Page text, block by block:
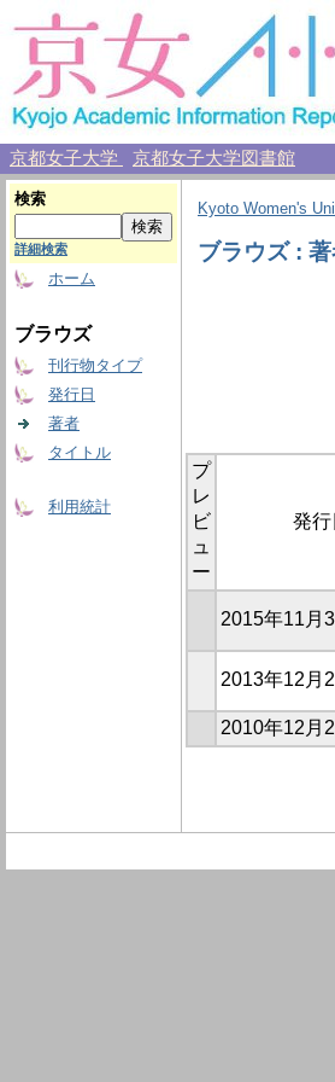
京都女子大学 京都女子大学図書館
検索
詳細検索
ホーム
ブラウズ
刊行物タイプ
発行日
著者
タイトル
利用統計
Kyoto Women's
ブラウズ :
プ
レ
ビ
ュ
ー
発行
2015年11月
2013年12月
2010年12月